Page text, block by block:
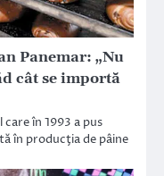
Panemar: „Nu
cât se importă
în 1993 a pus
în producţia de pâine